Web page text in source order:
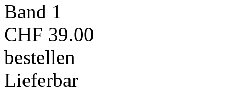
Band 1
CHF 39.00
bestellen
Lieferbar